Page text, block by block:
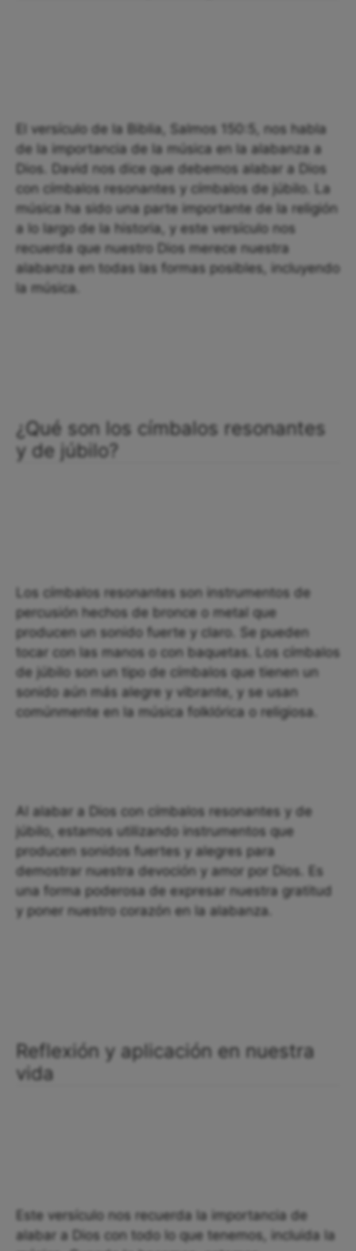
El versículo de la Biblia, Salmos 150:5, nos habla
de la importancia de la música en la alabanza a
Dios. David nos dice que debemos alabar a Dios
con címbalos resonantes y címbalos de júbilo. La
música ha sido una parte importante de la religión
a lo largo de la historia, y este versículo nos
recuerda que nuestro Dios merece nuestra
alabanza en todas las formas posibles, incluyendo
la música.
¿Qué son los címbalos resonantes
y de júbilo?
Los címbalos resonantes son instrumentos de
percusión hechos de bronce o metal que
producen un sonido fuerte y claro. Se pueden
tocar con las manos o con baquetas. Los címbalos
de júbilo son un tipo de címbalos que tienen un
sonido aún más alegre y vibrante, y se usan
comúnmente en la música folklórica o religiosa.
Al alabar a Dios con címbalos resonantes y de
júbilo, estamos utilizando instrumentos que
producen sonidos fuertes y alegres para
demostrar nuestra devoción y amor por Dios. Es
una forma poderosa de expresar nuestra gratitud
y poner nuestro corazón en la alabanza.
Reflexión y aplicación en nuestra
vida
Este versículo nos recuerda la importancia de
alabar a Dios con todo lo que tenemos, incluida la